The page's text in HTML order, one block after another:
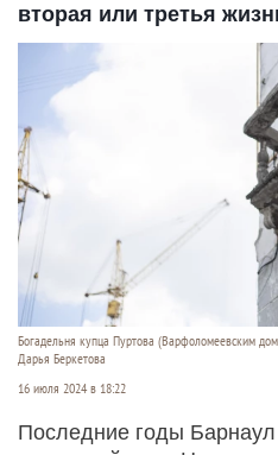
вторая или третья
Богадельня купца Пуртова (Варфоломеевским
Дарья Беркетова
16 июля 2024 в 18:22
Последние годы Барнаул